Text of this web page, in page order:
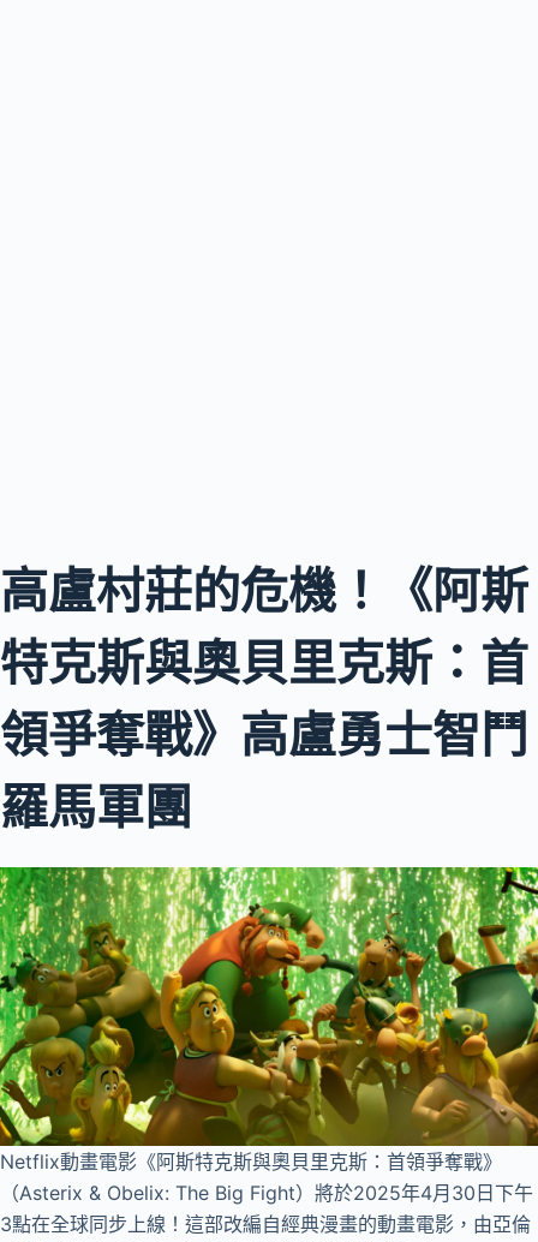
高盧村莊的危機！《阿斯
特克斯與奧貝里克斯：首
領爭奪戰》高盧勇士智鬥
羅馬軍團
Netflix動畫電影《阿斯特克斯與奧貝里克斯：首領爭奪戰》
（Asterix & Obelix: The Big Fight）將於2025年4月30日下午
3點在全球同步上線！這部改編自經典漫畫的動畫電影，由亞倫